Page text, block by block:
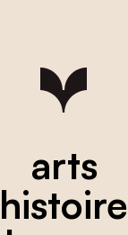
arts
histoire